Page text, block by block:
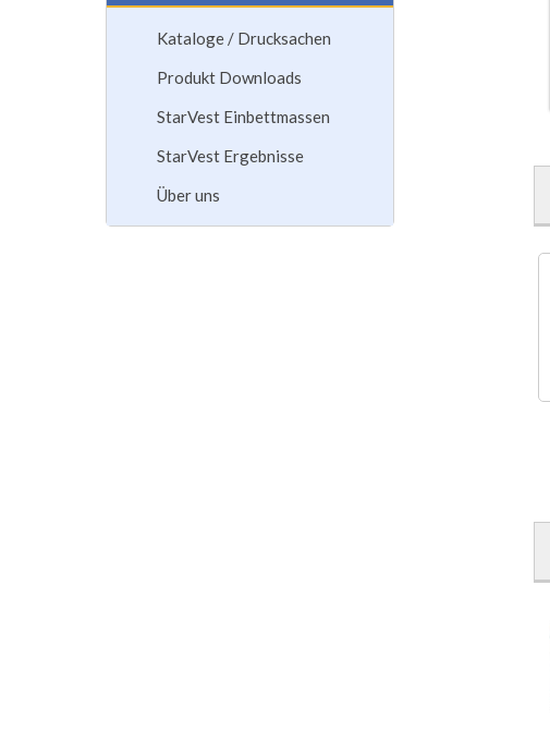
Kataloge / Drucksachen
Produkt Downloads
StarVest Einbettmassen
StarVest Ergebnisse
Über uns